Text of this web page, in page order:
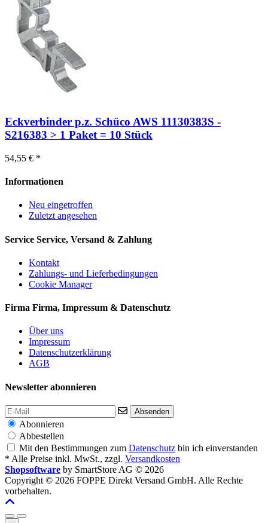
Eckverbinder p.z. Schüco AWS 11130383S -
S216383 > 1 Paket = 10 Stück
54,55 € *
Informationen
Neu eingetroffen
Zuletzt angesehen
Service Service, Versand & Zahlung
Kontakt
Zahlungs- und Lieferbedingungen
Cookie Manager
Firma Firma, Impressum & Datenschutz
Über uns
Impressum
Datenschutzerklärung
AGB
Newsletter abonnieren
Absenden
Abonnieren
Abbestellen
Mit den Bestimmungen zum Datenschutz bin ich einverstanden
* Alle Preise inkl. MwSt., zzgl. Versandkosten
Shopsoftware by SmartStore AG © 2026
Copyright © 2026 FOPPE Direkt Versand GmbH. Alle Rechte
vorbehalten.